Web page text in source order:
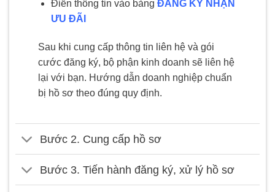
Điền thông tin vào bảng ĐĂNG KÝ NHẬN
ƯU ĐÃI
Sau khi cung cấp thông tin liên hệ và gói
cước đăng ký, bộ phận kinh doanh sẽ liên hệ
lại với bạn. Hướng dẫn doanh nghiệp chuẩn
bị hồ sơ theo đúng quy định.
Bước 2. Cung cấp hồ sơ
Bước 3. Tiến hành đăng ký, xử lý hồ sơ